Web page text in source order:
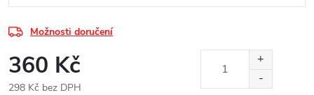
Možnosti doručení
360 Kč
298 Kč bez DPH